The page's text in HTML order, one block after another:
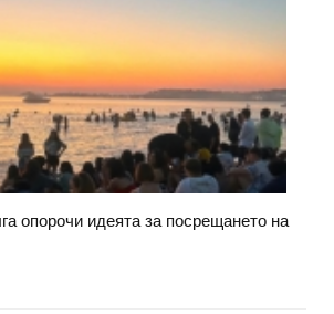
опорочи идеята за посрещането на